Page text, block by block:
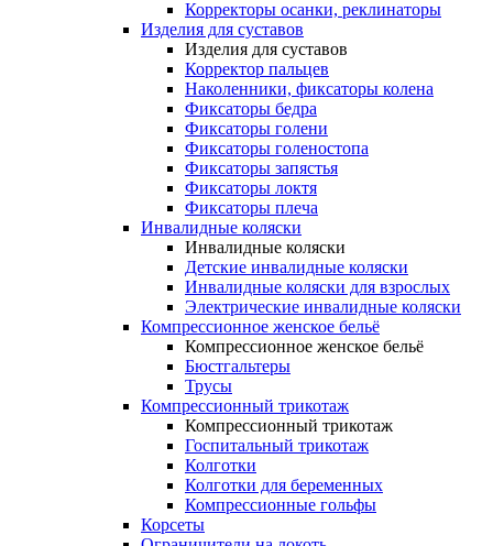
Корректоры осанки, реклинаторы
Изделия для суставов
Изделия для суставов
Корректор пальцев
Наколенники, фиксаторы колена
Фиксаторы бедра
Фиксаторы голени
Фиксаторы голеностопа
Фиксаторы запястья
Фиксаторы локтя
Фиксаторы плеча
Инвалидные коляски
Инвалидные коляски
Детские инвалидные коляски
Инвалидные коляски для взрослых
Электрические инвалидные коляски
Компрессионное женское бельё
Компрессионное женское бельё
Бюстгальтеры
Трусы
Компрессионный трикотаж
Компрессионный трикотаж
Госпитальный трикотаж
Колготки
Колготки для беременных
Компрессионные гольфы
Корсеты